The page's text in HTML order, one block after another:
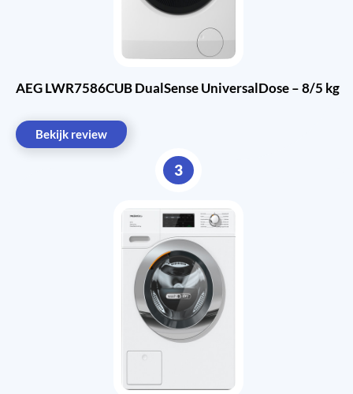
AEG LWR7586CUB DualSense UniversalDose – 8/5 kg
Bekijk review
3